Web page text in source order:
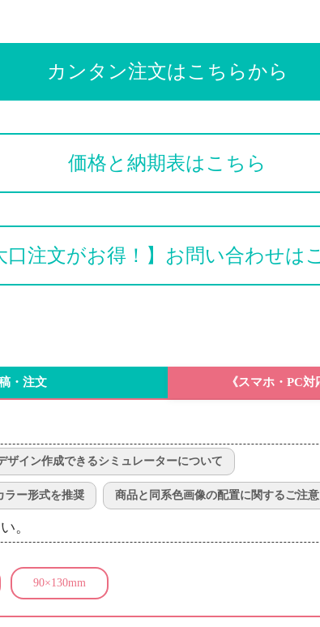
カンタン注文はこちらから
価格と納期表はこちら
口注文がお得！】お問い合わせは
・注文 《スマホ・PC
ザイン作成できるシミュレーターについて
ラー形式を推奨 商品と同系色画像の配置に関するご注意
。
90×130mm